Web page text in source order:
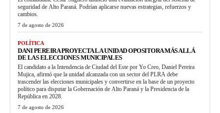
seguridad de Alto Paraná. Podrían aplicarse nuevas estrategias, refuerzos y
cambios.
7 de agosto de 2026
POLÍTICA
DANI PEREIRA PROYECTA LA UNIDAD OPOSITORA MÁS ALLÁ
DE LAS ELECCIONES MUNICIPALES
El candidato a la Intendencia de Ciudad del Este por Yo Creo, Daniel Pereira
Mujica, afirmó que la unidad alcanzada con un sector del PLRA debe
trascender las elecciones municipales y convertirse en la base de un proyecto
político para disputar la Gobernación de Alto Paraná y la Presidencia de la
República en 2028.
7 de agosto de 2026